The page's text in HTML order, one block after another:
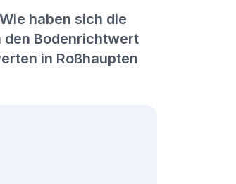
haben sich die
Bodenrichtwert
in Roßhaupten